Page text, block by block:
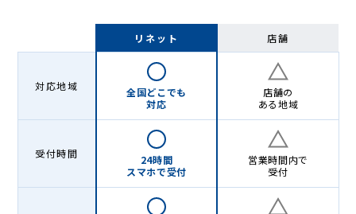
リネット 店舗
対応地域
全国どこでも
対応
店舗の
ある地域
受付時間
24時間
スマホで受付
営業時間内で
受付